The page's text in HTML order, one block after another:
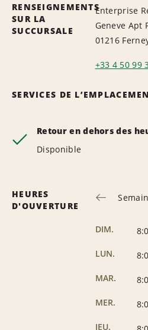
RENSEIGNEMENTS
SUR LA
SUCCURSALE
Enterprise
Geneve Apt
01216
+33 4 50 99
SERVICES DE
Retour en dehors des
Disponible
HEURES
D'OUVERTURE
DIM.
LUN.
MAR.
MER.
JEU.